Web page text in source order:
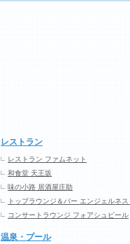
レストラン
レストラン ファムネット
和食堂 天王坂
味の小路 居酒屋庄助
トップラウンジ＆バー エンジェルネス
コンサートラウンジ フォアシュピール
温泉・プール